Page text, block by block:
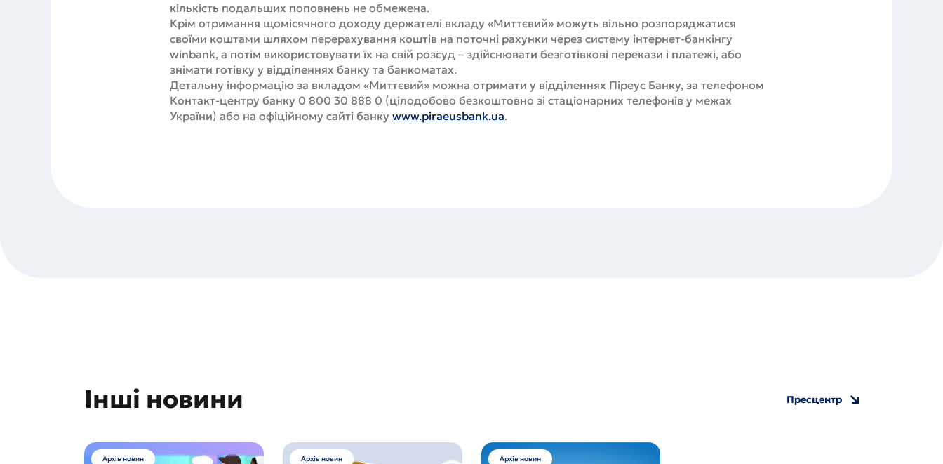
кількість подальших поповнень не обмежена.
Крім отримання щомісячного доходу держателі вкладу «Миттєвий» можуть вільно розпоряджатися
своїми коштами шляхом перерахування коштів на поточні рахунки через систему інтернет-банкінгу
winbank, а потім використовувати їх на свій розсуд – здійснювати безготівкові перекази і платежі, або
знімати готівку у відділеннях банку та банкоматах.
Детальну інформацію за вкладом «Миттєвий» можна отримати у відділеннях Піреус Банку, за телефоном
Контакт-центру банку 0 800 30 888 0 (цілодобово безкоштовно зі стаціонарних телефонів у межах
України) або на офіційному сайті банку www.piraeusbank.ua.
Інші новини Пресцентр
Архів новин Архів новин Архів новин